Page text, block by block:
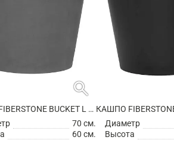
search
КАШПО FIBERSTONE BUCKET L GREY
70 см.
60 см.
Диаметр
Высота